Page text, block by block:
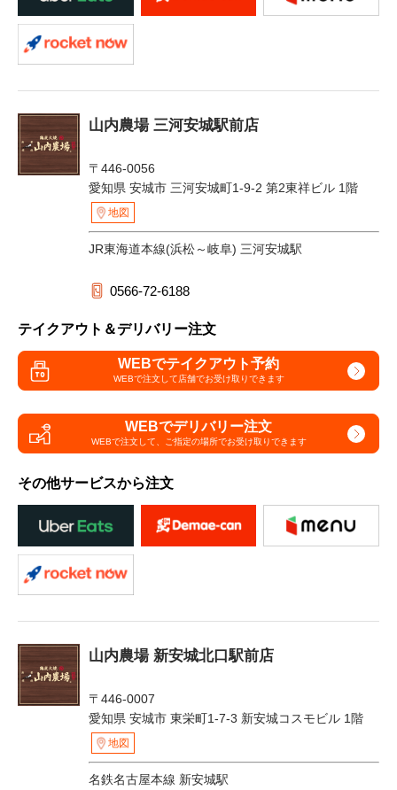
山内農場 三河安城駅前店
〒446-0056
愛知県 安城市 三河安城町1-9-2 第2東祥ビル 1階
地図
JR東海道本線(浜松～岐阜) 三河安城駅
0566-72-6188
テイクアウト＆デリバリー注文
WEBでテイクアウト予約
WEBで注文して店舗でお受け取りできます
WEBでデリバリー注文
WEBで注文して、 ご指定の場所でお受け取りできます
その他サービスから注文
山内農場 新安城北口駅前店
〒446-0007
愛知県 安城市 東栄町1-7-3 新安城コスモビル 1階
地図
名鉄名古屋本線 新安城駅